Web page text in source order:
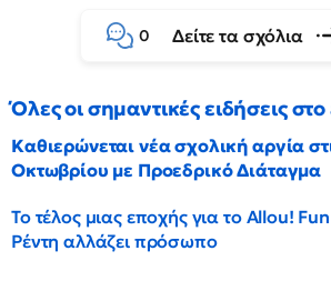
0 Δείτε τα σχόλια
Όλες οι σημαντικές ειδήσεις
Καθιερώνεται νέα σχολική αργία
Οκτωβρίου με Προεδρικό Διάταγμα
Το τέλος μιας εποχής για το Allou!
Ρέντη αλλάζει πρόσωπο